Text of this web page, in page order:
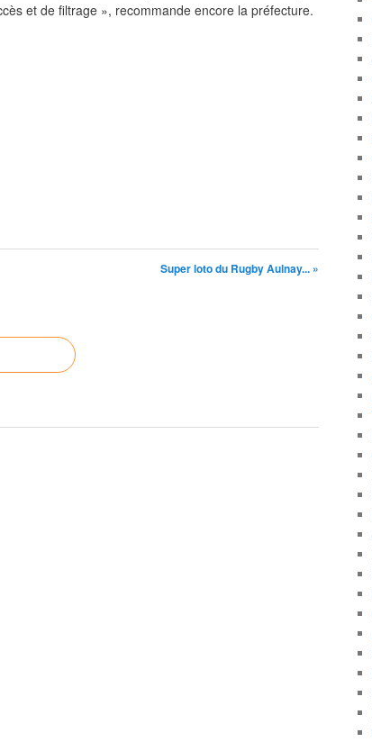
et de filtrage », recommande encore la préfecture.
Super loto du Rugby Aulnay... »